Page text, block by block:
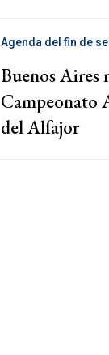
Agenda del fin de
Buenos Aires
Campeonato
del Alfajor